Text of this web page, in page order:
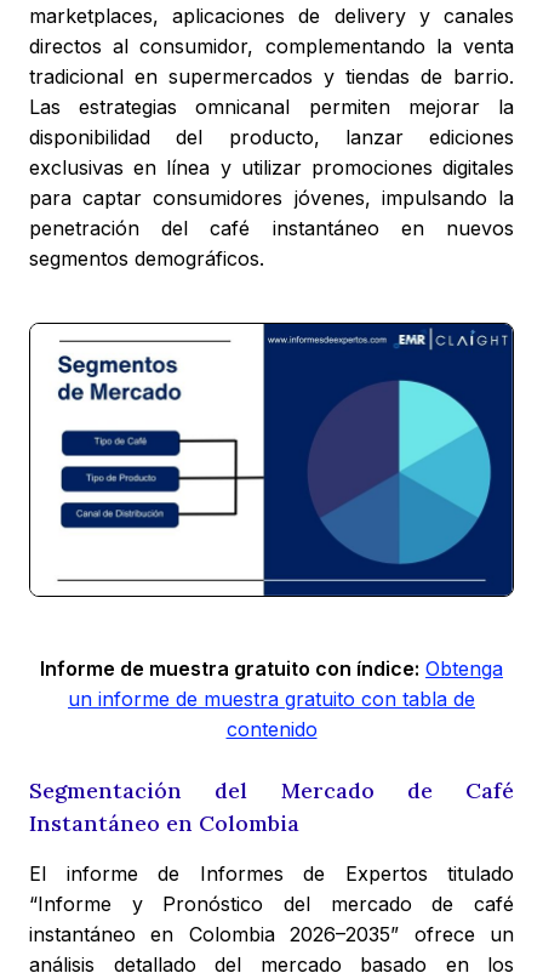
marketplaces, aplicaciones de delivery y canales
directos al consumidor, complementando la venta
tradicional en supermercados y tiendas de barrio.
Las estrategias omnicanal permiten mejorar la
disponibilidad del producto, lanzar ediciones
exclusivas en línea y utilizar promociones digitales
para captar consumidores jóvenes, impulsando la
penetración del café instantáneo en nuevos
segmentos demográficos.
Informe de muestra gratuito con índice: Obtenga
un informe de muestra gratuito con tabla de
contenido
Segmentación del Mercado de Café
Instantáneo en Colombia
El informe de Informes de Expertos titulado
“Informe y Pronóstico del mercado de café
instantáneo en Colombia 2026–2035” ofrece un
análisis detallado del mercado basado en los